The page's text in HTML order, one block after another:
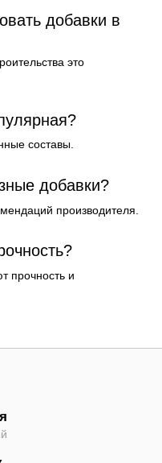
добавки в
это
составы.
добавки?
производителя.
прочность и